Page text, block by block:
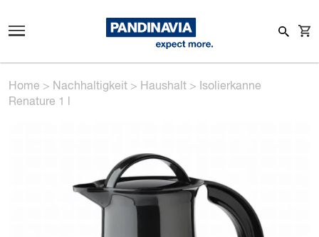
Home > Nachhaltigkeit > Haushalt > Isolierkanne
Renature 1 l